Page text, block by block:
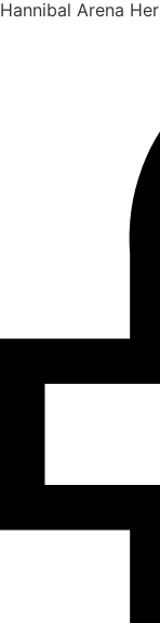
Hannibal Arena